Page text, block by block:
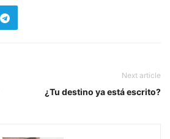
Next article
¿Tu destino ya está escrito?